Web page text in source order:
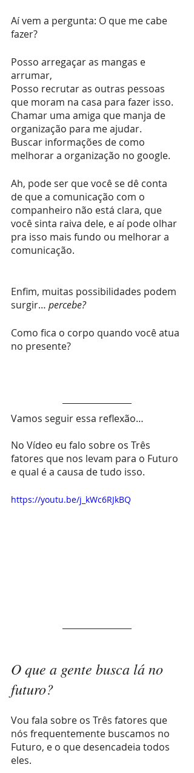
Aí vem a pergunta: O que me cabe
fazer?
Posso arregaçar as mangas e
arrumar,
Posso recrutar as outras pessoas
que moram na casa para fazer isso.
Chamar uma amiga que manja de
organização para me ajudar.
Buscar informações de como
melhorar a organização no google.
Ah, pode ser que você se dê conta
de que a comunicação com o
companheiro não está clara, que
você sinta raiva dele, e aí pode olhar
pra isso mais fundo ou melhorar a
comunicação.
Enfim, muitas possibilidades podem
surgir… percebe?
Como fica o corpo quando você atua
no presente?
Vamos seguir essa reflexão…
No Vídeo eu falo sobre os Três
fatores que nos levam para o Futuro
e qual é a causa de tudo isso.
https://youtu.be/j_kWc6RJkBQ
O que a gente busca lá no
futuro?
Vou fala sobre os Três fatores que
nós frequentemente buscamos no
Futuro, e o que desencadeia todos
eles.